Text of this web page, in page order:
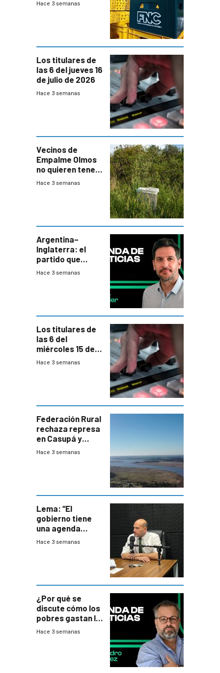
Hace 3 semanas
Los titulares de
las 6 del jueves 16
de julio de 2026
Hace 3 semanas
Vecinos de
Empalme Olmos
no quieren tener
cerca una planta
departamental
Hace 3 semanas
Argentina–
Inglaterra: el
partido que
nunca termina
Hace 3 semanas
Los titulares de
las 6 del
miércoles 15 de
julio de 2026
Hace 3 semanas
Federación Rural
rechaza represa
en Casupá y
firma demanda
Hace 3 semanas
Lema: “El
gobierno tiene
una agenda
destructiva”
Hace 3 semanas
¿Por qué se
discute cómo los
pobres gastan la
plata?
Hace 3 semanas